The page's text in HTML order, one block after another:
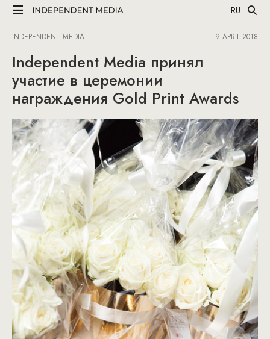
RU
INDEPENDENT MEDIA 9 APRIL 2018
Independent Media принял
участие в церемонии
награждения Gold Print Awards